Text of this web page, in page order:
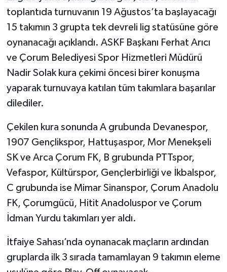
toplantıda turnuvanın 19 Ağustos’ta başlayacağı
15 takımın 3 grupta tek devreli lig statüsüne göre
oynanacağı açıklandı. ASKF Başkanı Ferhat Arıcı
ve Çorum Belediyesi Spor Hizmetleri Müdürü
Nadir Solak kura çekimi öncesi birer konuşma
yaparak turnuvaya katılan tüm takımlara başarılar
dilediler.
Çekilen kura sonunda A grubunda Devanespor,
1907 Gençlikspor, Hattuşaspor, Mor Menekşeli
SK ve Arca Çorum FK, B grubunda PTTspor,
Vefaspor, Kültürspor, Gençlerbirliği ve İkbalspor,
C grubunda ise Mimar Sinanspor, Çorum Anadolu
FK, Çorumgücü, Hitit Anadoluspor ve Çorum
İdman Yurdu takımları yer aldı.
İtfaiye Sahası’nda oynanacak maçların ardından
gruplarda ilk 3 sırada tamamlayan 9 takımın eleme